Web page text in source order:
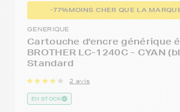
-77%MOINS CHER QUE LA
GENERIQUE
Cartouche d'encre générique
BROTHER LC-1240C - CYAN
Standard
2 avis
EN STOCK